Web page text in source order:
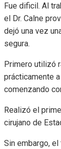
Fue dificil. Al
el Dr. Calne
dejó una vez
segura.
Primero utilizó
prácticamente
comenzando
Realizó el
cirujano de
Sin embargo,